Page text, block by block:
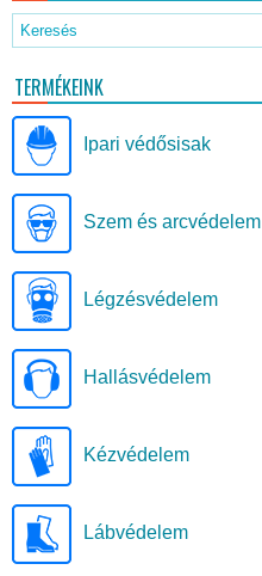
TERMÉKEINK
Ipari védősisak
Szem és arcvédelem
Légzésvédelem
Hallásvédelem
Kézvédelem
Lábvédelem